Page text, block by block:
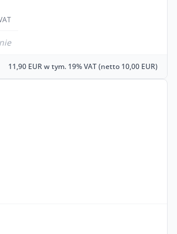
11,90 EUR w tym. 19% VAT (netto 10,00 EUR)